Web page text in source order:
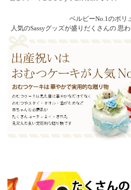
ベルビーNo.1のボリ
人気のSassyグッズが盛りだくさんの 思